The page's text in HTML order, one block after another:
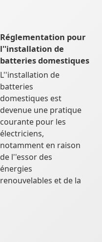
Réglementation pour
l''installation de
batteries domestiques
L''installation de
batteries
domestiques est
devenue une pratique
courante pour les
électriciens,
notamment en raison
de l''essor des
énergies
renouvelables et de la